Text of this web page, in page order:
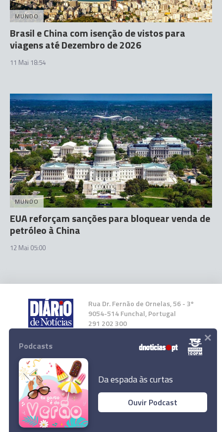
MUNDO
Brasil e China com isenção de vistos para
viagens até Dezembro de 2026
11 Mai 18:54
MUNDO
EUA reforçam sanções para bloquear venda de
petróleo à China
12 Mai 05:00
Rua Dr. Fernão de Ornelas, 56 - 3º
9054-514 Funchal, Portugal
291 202 300
Instale a nossa App
© 2026 Empresa Diário de Notícias, Lda.
Todos os direitos reservados.
Podcasts
Da espada às curtas
Ouvir Podcast
×